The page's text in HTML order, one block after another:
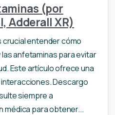
(por
Adderall XR)
crucial entender cómo
anfetaminas para evitar
Este artículo ofrece una
Descargo
siempre a
médica para obtener...